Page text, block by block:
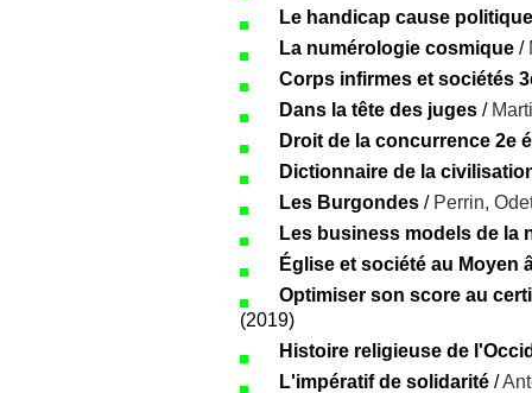
Le handicap cause politique
La numérologie cosmique /
Corps infirmes et sociétés
Dans la tête des juges /
Droit de la concurrence 2e
Dictionnaire de la
Les Burgondes / Perrin,
Les business models de la
Église et société au Moyen
Optimiser son score au
(2019)
Histoire religieuse de
L'impératif de solidarité /